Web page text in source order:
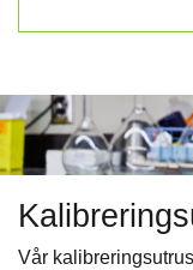
Vår